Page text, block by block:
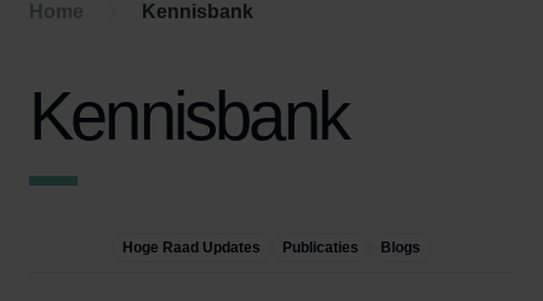
Home Kennisbank
Kennisbank
Hoge Raad Updates Publicaties Blogs